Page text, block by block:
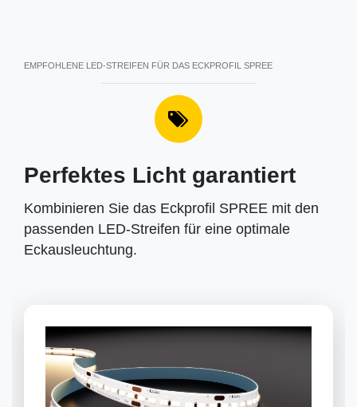
EMPFOHLENE LED-STREIFEN FÜR DAS ECKPROFIL SPREE
Perfektes Licht garantiert
Kombinieren Sie das Eckprofil SPREE mit den
passenden LED-Streifen für eine optimale
Eckausleuchtung.